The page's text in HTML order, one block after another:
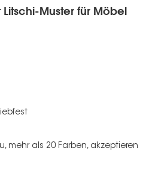
Muster für Möbel
mehr als 20 Farben, akzeptieren